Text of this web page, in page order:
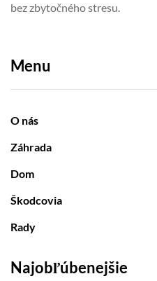
bez zbytočného stresu.
Menu
O nás
Záhrada
Dom
Škodcovia
Rady
Najobľúbenejšie